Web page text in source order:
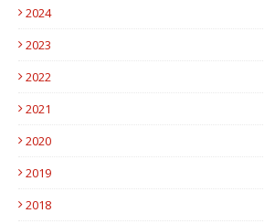
2024
2023
2022
2021
2020
2019
2018